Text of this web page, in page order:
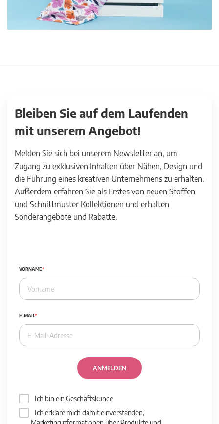
Bleiben Sie auf dem Laufenden
mit unserem Angebot!
Melden Sie sich bei unserem Newsletter an, um
Zugang zu exklusiven Inhalten über Nähen, Design und
die Führung eines kreativen Unternehmens zu erhalten.
Außerdem erfahren Sie als Erstes von neuen Stoffen
und Schnittmuster Kollektionen und erhalten
Sonderangebote und Rabatte.
VORNAME
E-MAIL
ANMELDEN
Ich bin ein Geschäftskunde
Ich erkläre mich damit einverstanden,